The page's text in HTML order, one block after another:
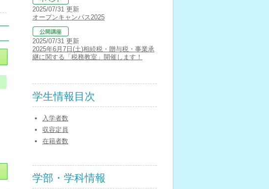
2025/07/31 更新
オープンキャンパス2025
2025/07/31 更新
2025年6月7日(土)相続税・贈与税・事業承
継に関する「税務教室」開催します！
学生情報目次
入学者数
収容定員
在籍者数
学部・学科情報